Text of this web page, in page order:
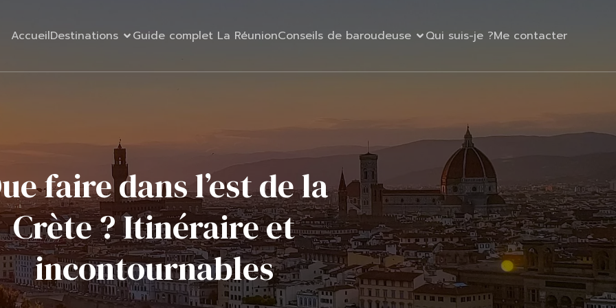
AccueilDestinations Guide complet La RéunionConseils de baroudeuse Qui suis-je ?Me contacter
faire dans l’est de la
Crète ? Itinéraire et
incontournables